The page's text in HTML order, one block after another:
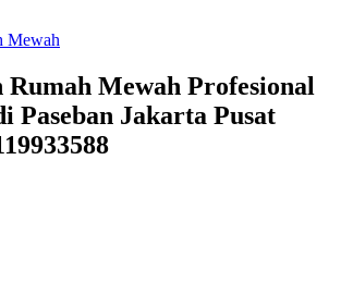
Mewah
Rumah Mewah Profesional
Paseban Jakarta Pusat